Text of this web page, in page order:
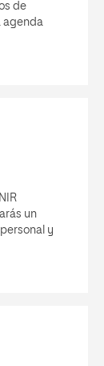
de
agenda
un
y